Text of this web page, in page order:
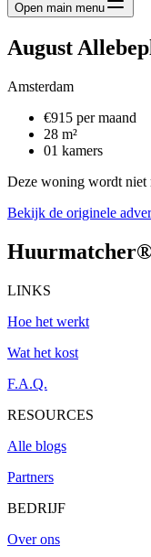
Open main menu
August
Amsterdam
€915 per maand
28 m²
01 kamers
Deze woning wordt niet
Bekijk de originele
Huurmatcher
LINKS
Hoe het werkt
Wat het kost
F.A.Q.
RESOURCES
Alle blogs
Partners
BEDRIJF
Over ons